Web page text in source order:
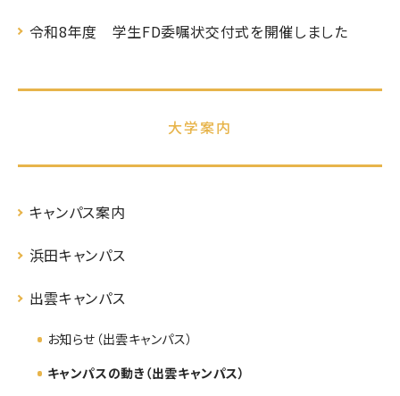
令和8年度 学生FD委嘱状交付式を開催しました
大学案内
キャンパス案内
浜田キャンパス
出雲キャンパス
お知らせ（出雲キャンパス）
キャンパスの動き（出雲キャンパス）